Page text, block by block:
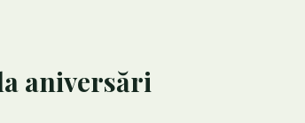
aniversări